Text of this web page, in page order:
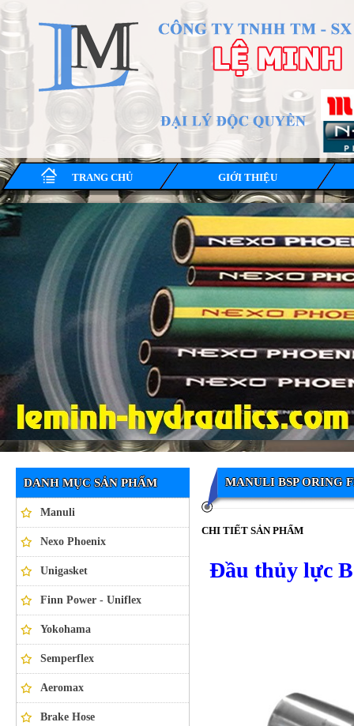
TRANG CHỦ GIỚI THIỆU
Ống thủy lực NEXO PHOENIX
DANH MỤC SẢN PHẨM
Manuli
Nexo Phoenix
Unigasket
Finn Power - Uniflex
Yokohama
Semperflex
Aeromax
Brake Hose
MANULI BSP ORING
CHI TIẾT SẢN PHẨM
Đầu thủy lực